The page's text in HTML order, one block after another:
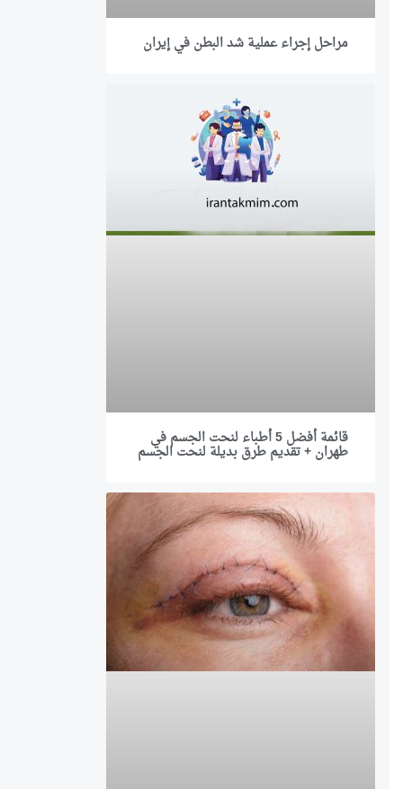
مراحل إجراء عملية شد البطن في إيران
قائمة أفضل 5 أطباء لنحت الجسم في
طهران + تقديم طرق بديلة لنحت الجسم